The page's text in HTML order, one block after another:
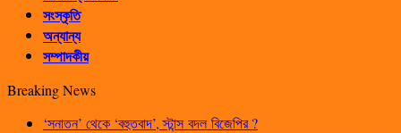
সংস্কৃতি
অন্যান্য
সম্পাদকীয়
Breaking News
‘সনাতন’ থেকে ‘বহুতবাদ’, স্টান্স বদল বিজেপির ?